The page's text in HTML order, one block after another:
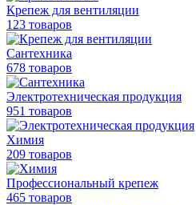
Крепеж для вентиляции
123 товаров
Сантехника
678 товаров
Электротехническая продукция
951 товаров
Химия
209 товаров
Профессиональный крепеж
465 товаров